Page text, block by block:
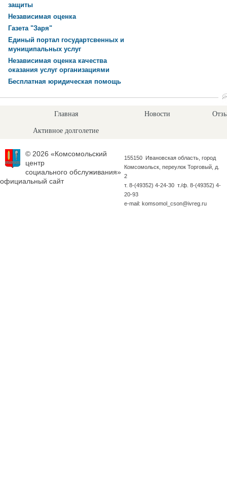
защиты
Независимая оценка
Газета "Заря"
Единый портал государтсвенных и
муниципальных услуг
Независимая оценка качества
оказания услуг организациями
Бесплатная юридическая помощь
Главная Новости
Активное долголетие
© 2026 «Комсомольский
центр
социального обслуживания»
официальный сайт
155150 Ивановская область, город
Комсомольск, переулок Торговый, д.
2
т. 8-(49352) 4-24-30 т./ф. 8-(49352) 4-
20-93
e-mail: komsomol_cson@ivreg.ru